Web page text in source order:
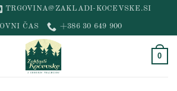
TRGOVINA@ZAKLADI-KOCEVSKE.SI
ČAS +386 30 649 900
0